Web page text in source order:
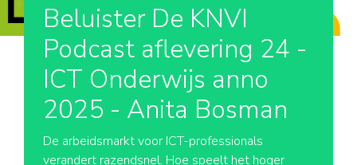
Beluister De KNVI
Podcast aflevering 24 -
ICT Onderwijs anno
2025 - Anita Bosman
De arbeidsmarkt voor ICT-professionals
verandert razendsnel. Hoe speelt het hoger